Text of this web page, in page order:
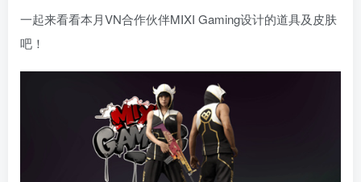
一起来看看本月VN合作伙伴MIXI Gaming设计的道具及皮肤
吧！